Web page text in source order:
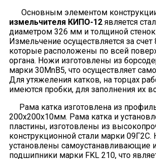
Основным элементом
измельчителя КИПО-12 является
диаметром 326 мм и толщиной
Измельчение осуществляется за
которые расположены по всей
органа. Ножи изготовлены из
марки 30MnB5, что осуществляет
Для утяжеления катков, на торцах
имеются пробки, для заполнения их
Рама катка изготовлена из
200х200х10мм. Рама катка и
пластины, изготовлены из
конструкционной стали марки 09Г2С.
установлены самоустанавливающие
подшипники марки FKL 210, что